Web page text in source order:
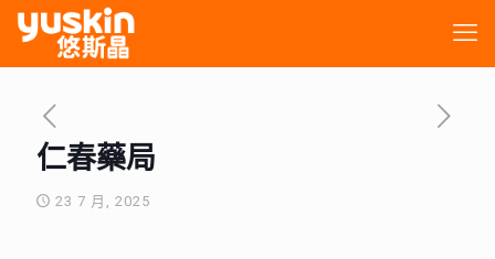
仁春藥局
23 7 月, 2025